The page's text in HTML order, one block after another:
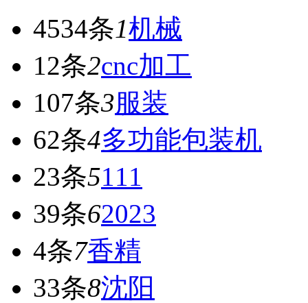
4534条1机械
12条2cnc加工
107条3服装
62条4多功能包装机
23条5111
39条62023
4条7香精
33条8沈阳